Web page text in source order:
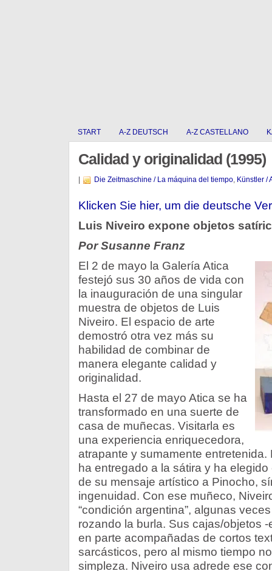
START A-Z DEUTSCH A-Z CASTELLANO
Calidad y originalidad (1995)
Die Zeitmaschine / La máquina del tiempo, Künstler /
Klicken Sie hier, um die deutsche
Luis Niveiro expone objetos
Por Susanne Franz
El 2 de mayo la Galería Atica
festejó sus 30 años de vida con
la inauguración de una singular
muestra de objetos de Luis
Niveiro. El espacio de arte
demostró otra vez más su
habilidad de combinar de
manera elegante calidad y
originalidad.
Hasta el 27 de mayo Atica se ha
transformado en una suerte de
casa de muñecas. Visitarla es
una experiencia enriquecedora,
atrapante y sumamente entretenida.
ha entregado a la sátira y ha
de su mensaje artístico a Pinocho,
ingenuidad. Con ese muñeco,
“condición argentina”, algunas
rozando la burla. Sus cajas/objetos
en parte acompañadas de cortos
sarcásticos, pero al mismo tiempo
simpleza. Niveiro usa adrede ese